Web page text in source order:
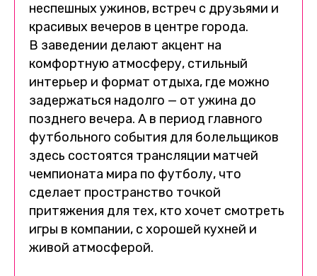
неспешных ужинов, встреч с друзьями и
красивых вечеров в центре города.
В заведении делают акцент на
комфортную атмосферу, стильный
интерьер и формат отдыха, где можно
задержаться надолго — от ужина до
позднего вечера. А в период главного
футбольного события для болельщиков
здесь состоятся трансляции матчей
чемпионата мира по футболу, что
сделает пространство точкой
притяжения для тех, кто хочет смотреть
игры в компании, с хорошей кухней и
живой атмосферой.